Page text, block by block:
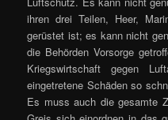
ihren drei Teilen, Heer,
gerüstet ist; es kann nicht
die Behörden Vorsorge
Kriegswirtschaft gegen
eingetretene Schäden so
Es muss auch die gesamte